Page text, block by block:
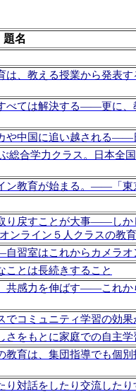
題名
、教える授業から発表
ては解決する――更に、
や中国に追い越される
合学力クラス。日本全
ン教育が始まる。――「
り戻すことが大事――しか
ンライン５人クラスの教育
習室はこれからカメラオ
とは長続きすること
共感力を伸ばす――これ
コミュニティ学習の効果
をもとに家庭での自主学
育は、集団指導でも個別
対話をしたり交流したり